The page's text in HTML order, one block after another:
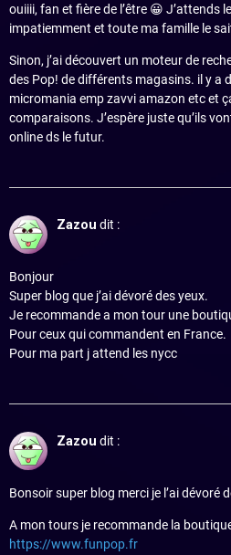
ouiiii, fan et fière de l’être 😀 J’attends
impatiemment et toute ma famille le
Sinon, j’ai découvert un moteur de
des Pop! de différents magasins. il y a
micromania emp zavvi amazon etc et
comparaisons. J’espère juste qu’ils
online ds le futur.
Zazou dit :
Bonjour
Super blog que j’ai dévoré des yeux.
Je recommande a mon tour une
Pour ceux qui commandent en France.
Pour ma part j attend les nycc
Zazou dit :
Bonsoir super blog merci je l’ai dévoré
A mon tours je recommande la
https://www.funpop.fr